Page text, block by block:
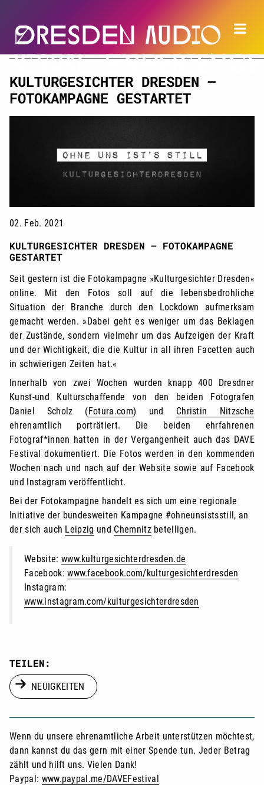
KULTURGESICHTER DRESDEN –
FOTOKAMPAGNE GESTARTET
02. Feb. 2021
KULTURGESICHTER DRESDEN – FOTOKAMPAGNE
GESTARTET
Seit gestern ist die Fotokampagne »Kulturgesichter Dresden«
online. Mit den Fotos soll auf die lebensbedrohliche
Situation der Branche durch den Lockdown aufmerksam
gemacht werden. »Dabei geht es weniger um das Beklagen
der Zustände, sondern vielmehr um das Aufzeigen der Kraft
und der Wichtigkeit, die die Kultur in all ihren Facetten auch
in schwierigen Zeiten hat.«
Innerhalb von zwei Wochen wurden knapp 400 Dresdner
Kunst-und Kulturschaffende von den beiden Fotografen
Daniel Scholz (Fotura.com) und Christin Nitzsche
ehrenamtlich porträtiert. Die beiden ehrfahrenen
Fotograf*innen hatten in der Vergangenheit auch das DAVE
Festival dokumentiert. Die Fotos werden in den kommenden
Wochen nach und nach auf der Website sowie auf Facebook
und Instagram veröffentlicht.
Bei der Fotokampagne handelt es sich um eine regionale
Initiative der bundesweiten Kampagne #ohneunsistsstill, an
der sich auch Leipzig und Chemnitzbeteiligen.
Website: www.kulturgesichterdresden.de
Facebook:www.facebook.com/kulturgesichterdresden
Instagram:
www.instagram.com/kulturgesichterdresden
TEILEN:
NEUIGKEITEN
Wenn du unsere ehrenamtliche Arbeit unterstützen möchtest,
dann kannst du das gern mit einer Spende tun. Jeder Betrag
zählt und hilft uns. Vielen Dank!
Paypal: www.paypal.me/DAVEFestival